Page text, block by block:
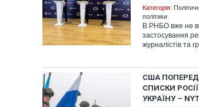
Категорія:
політики
В РНБО вже не
застосування
журналістів та
США
СПИСКИ
УКРАЇНУ – NYT